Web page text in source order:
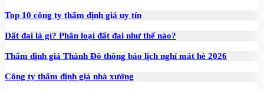
Top 10 công ty thẩm định giá uy tín
Đất đai là gì? Phân loại đất đai như thế nào?
Thẩm định giá Thành Đô thông báo lịch nghỉ mát hè 2026
Công ty thẩm định giá nhà xưởng